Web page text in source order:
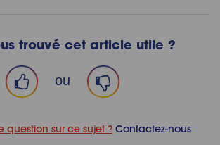
trouvé cet article utile ?
ou
question sur ce sujet ?Contactez-nous